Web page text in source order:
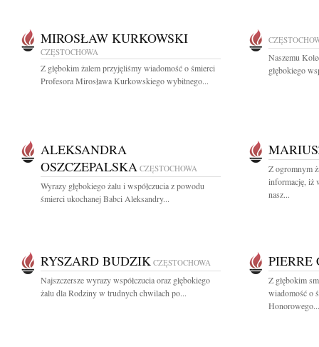
MIROSŁAW KURKOWSKI
CZĘSTOCHOWA
Z głębokim żalem przyjęliśmy wiadomość o śmierci
Profesora Mirosława Kurkowskiego wybitnego...
Naszemu
głębokiego
ALEKSANDRA
OSZCZEPALSKA CZĘSTOCHOWA
Wyrazy głębokiego żalu i współczucia z powodu
śmierci ukochanej Babci Aleksandry...
Z ogromnym
informację, iż
nasz...
RYSZARD BUDZIK CZĘSTOCHOWA
Najszczersze wyrazy współczucia oraz głębokiego
żalu dla Rodziny w trudnych chwilach po...
PIERRE
Z głębokim
wiadomość o
Honorowego...